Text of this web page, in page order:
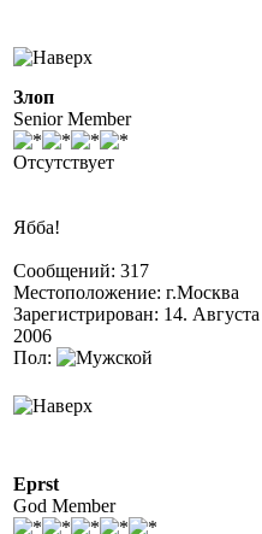
Злоп
Senior Member
Отсутствует
Ябба!
Сообщений: 317
Местоположение: г.Москва
Зарегистрирован: 14. Августа
2006
Пол:
Eprst
God Member